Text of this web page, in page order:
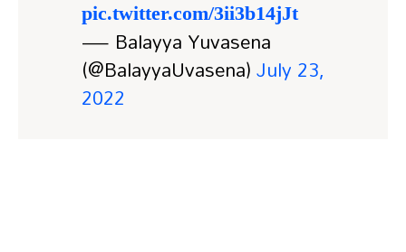
pic.twitter.com/3ii3b14jJt
— Balayya Yuvasena
(@BalayyaUvasena)July 23,
2022